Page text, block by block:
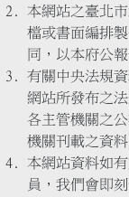
本網站之臺北
檔或書面編排
同，以本府公
有關中央法規
網站所發布之
各主管機關之
機關刊載之資料
本網站資料如
員，我們會即刻